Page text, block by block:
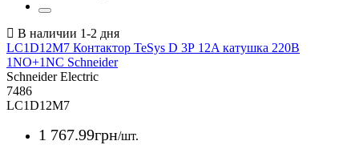
LC1D12M7 Контактор TeSys D 3Р 12A катушка 220В
1NO+1NC Schneider
Schneider Electric
7486
LC1D12M7
1 767.99грн/шт.